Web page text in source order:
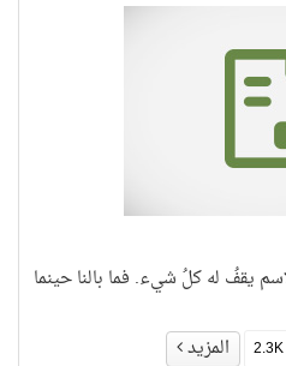
يقفُ له كلُ شيء. فما بالنا حينما
المزيد